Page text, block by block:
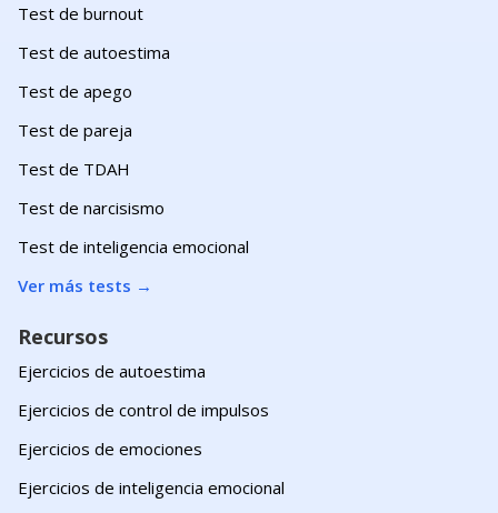
Test de burnout
Test de autoestima
Test de apego
Test de pareja
Test de TDAH
Test de narcisismo
Test de inteligencia emocional
Ver más tests →
Recursos
Ejercicios de autoestima
Ejercicios de control de impulsos
Ejercicios de emociones
Ejercicios de inteligencia emocional